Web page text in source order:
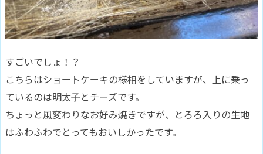
すごいでしょ！？
こちらはショートケーキの様相をしていますが、上に乗っ
ているのは明太子とチーズです。
ちょっと風変わりなお好み焼きですが、とろろ入りの生地
はふわふわでとってもおいしかったです。